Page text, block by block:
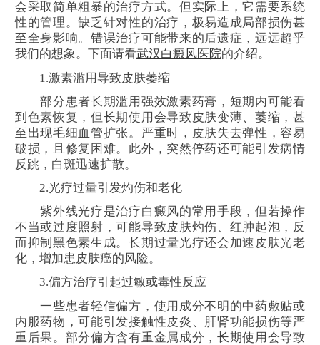
会采取简单粗暴的治疗方式。但实际上，它需要系统
性的管理。缺乏针对性的治疗，极易造成局部损伤甚
至全身影响。错误治疗可能带来的后遗症，远远超乎
我们的想象。下面请看武汉白癜风医院的介绍。
1.激素滥用导致皮肤萎缩
部分患者长期滥用强效激素药膏，短期内可能看
到色素恢复，但长期使用会导致皮肤变薄、萎缩，甚
至出现毛细血管扩张。严重时，皮肤失去弹性，容易
破损，且修复困难。此外，突然停药还可能引发病情
反跳，白斑迅速扩散。
2.光疗过量引发灼伤和老化
紫外线光疗是治疗白癜风的常用手段，但若操作
不当或过度照射，可能导致皮肤灼伤、红肿起泡，反
而抑制黑色素生成。长期过量光疗还会加速皮肤光老
化，增加患皮肤癌的风险。
3.偏方治疗引起过敏或毒性反应
一些患者轻信偏方，使用成分不明的中药敷贴或
内服药物，可能引发接触性皮炎、肝肾功能损伤等严
重后果。部分偏方含有重金属成分，长期使用会导致